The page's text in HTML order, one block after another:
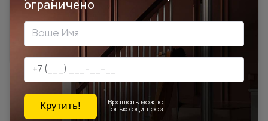
Двухсторонние двери
Серый дуб
Двери межкомнатные глухие
Двустворчатые двери
Серые
Наши преимущества